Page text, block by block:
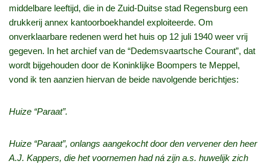
middelbare leeftijd, die in de Zuid-Duitse stad Regensburg een
drukkerij annex kantoorboekhandel exploiteerde. Om
onverklaarbare redenen werd het huis op 12 juli 1940 weer vrij
gegeven. In het archief van de “Dedemsvaartsche Courant”, dat
wordt bijgehouden door de Koninklijke Boompers te Meppel,
vond ik ten aanzien hiervan de beide navolgende berichtjes:
Huize “Paraat”.
Huize “Paraat”, onlangs aangekocht door den vervener den heer
A.J. Kappers, die het voornemen had ná zijn a.s. huwelijk zich